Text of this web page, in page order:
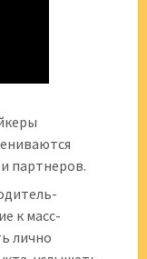
партнеров.
к масс-
лично